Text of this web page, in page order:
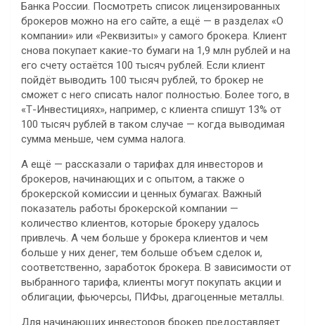
Банка России. Посмотреть список лицензированных
брокеров можно на его сайте, а ещё — в разделах «О
компании» или «Реквизиты» у самого брокера. Клиент
снова покупает какие-то бумаги на 1,9 млн рублей и на
его счету остаётся 100 тысяч рублей. Если клиент
пойдёт выводить 100 тысяч рублей, то брокер не
сможет с него списать налог полностью. Более того, в
«Т-Инвестициях», например, с клиента спишут 13% от
100 тысяч рублей в таком случае — когда выводимая
сумма меньше, чем сумма налога.
А ещё — рассказали о тарифах для инвесторов и
брокеров, начинающих и с опытом, а также о
брокерской комиссии и ценных бумагах. Важный
показатель работы брокерской компании —
количество клиентов, которые брокеру удалось
привлечь. А чем больше у брокера клиентов и чем
больше у них денег, тем больше объем сделок и,
соответственно, заработок брокера. В зависимости от
выбранного тарифа, клиенты могут покупать акции и
облигации, фьючерсы, ПИФы, драгоценные металлы.
Для начинающих инвесторов брокер предоставляет